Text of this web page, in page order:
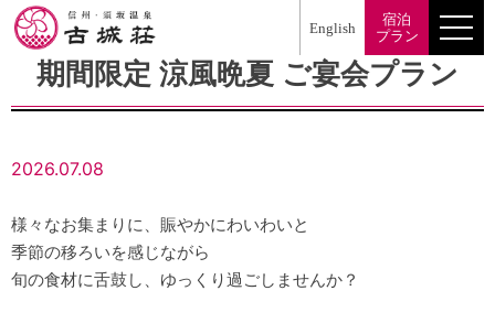
English
宿泊
プラン
メ
ニ
ュ
期間限定 涼風晩夏 ご宴会プラン
2026.07.08
様々なお集まりに、賑やかにわいわいと
季節の移ろいを感じながら
旬の食材に舌鼓し、ゆっくり過ごしませんか？